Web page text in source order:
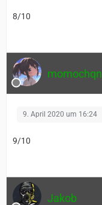
8/10
momochqn_
9. April 2020 um 16:24
9/10
Jakob